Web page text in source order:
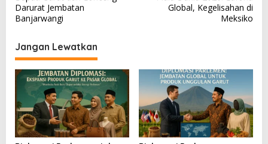
v
g
a
i
p
o
Darurat Jembatan
Banjarwangi
Global, Kegelisahan di
Meksiko
Jangan Lewatkan